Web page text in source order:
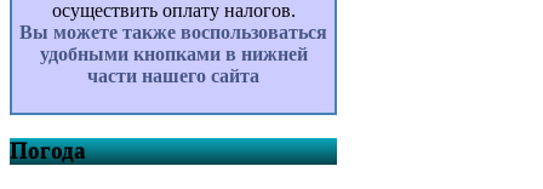
осуществить оплату налогов.
Вы можете также воспользоваться
удобными кнопками в нижней
части нашего сайта
Погода